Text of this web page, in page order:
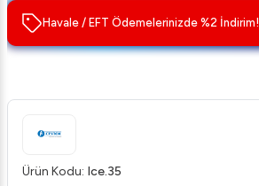
Havale / EFT Ödemelerinizde %2 İndirim!
Ürün Kodu: Ice.35